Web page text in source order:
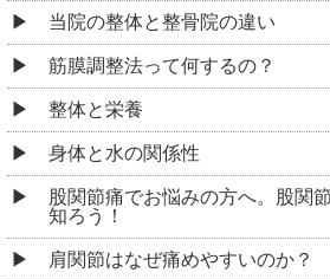
当院の整体と整骨院の違い
筋膜調整法って何するの？
整体と栄養
身体と水の関係性
股関節痛でお悩みの方へ。股関
知ろう！
肩関節はなぜ痛めやすいのか？